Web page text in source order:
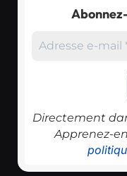
Directement
Apprenez-